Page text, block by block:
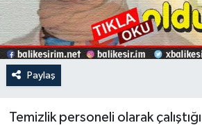
Paylaş
Temizlik personeli olarak